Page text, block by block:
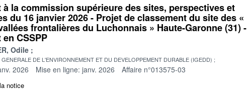
à la commission supérieure des sites, perspectives et
du 16 janvier 2026 - Projet de classement du site des «
frontalières du Luchonnais » Haute-Garonne (31) -
CSSPP
Odile
DE L'ENVIRONNEMENT ET DU DEVELOPPEMENT DURABLE (IGEDD)
2026 Mise en ligne: janv. 2026 Affaire n°013575-03
notice